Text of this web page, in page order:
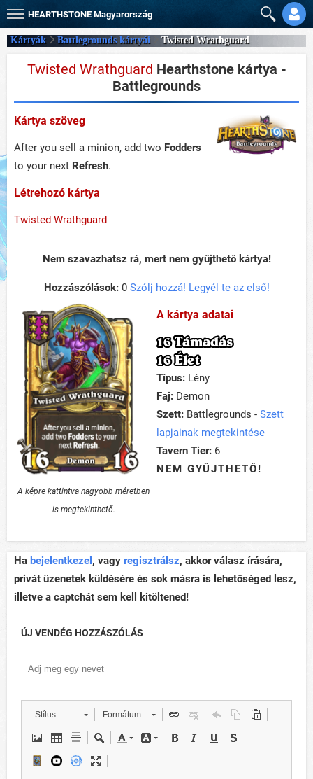
HEARTHSTONE Magyarország
Kártyák Battlegrounds kártyái Twisted Wrathguard
Twisted Wrathguard Hearthstone kártya -
Battlegrounds
Kártya szöveg
After you sell a minion, add two Fodders
to your next Refresh.
Létrehozó kártya
Twisted Wrathguard
Nem szavazhatsz rá, mert nem gyűjthető kártya!
Hozzászólások:0 Szólj hozzá! Legyél te az első!
A képre kattintva nagyobb méretben
is megtekinthető.
A kártya adatai
16 Támadás
16 Élet
Típus: Lény
Faj: Demon
Szett: Battlegrounds - Szett
lapjainak megtekintése
Tavern Tier: 6
NEM GYŰJTHETŐ!
Ha bejelentkezel , vagy regisztrálsz, akkor válasz írására,
privát üzenetek küldésére és sok másra is lehetőséged lesz,
illetve a captchát sem kell kitöltened!
ÚJ VENDÉG HOZZÁSZÓLÁS
Stílus Formátum